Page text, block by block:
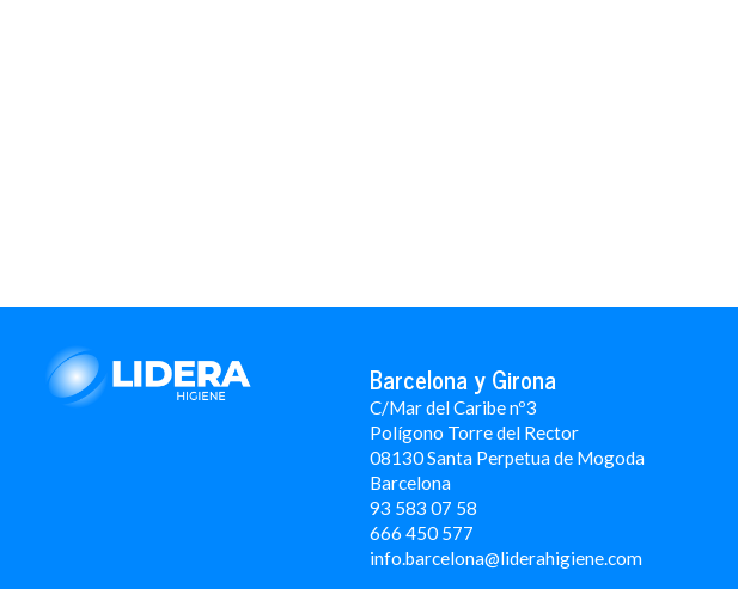
Barcelona y Girona
C/Mar del Caribe nº3
Polígono Torre del Rector
08130 Santa Perpetua de Mogoda
Barcelona
93 583 07 58
666 450 577
info.barcelona@liderahigiene.com